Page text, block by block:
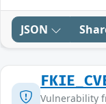
JSON
Vulnerability